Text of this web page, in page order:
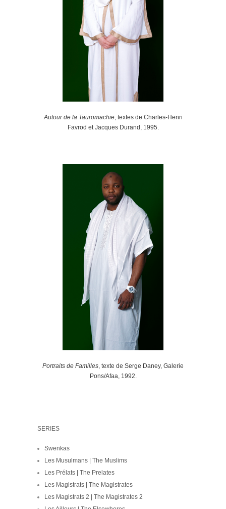
Autour de la Tauromachie, textes de Charles-Henri
Favrod et Jacques Durand, 1995.
Portraits de Familles, texte de Serge Daney, Galerie
Pons/Afaa, 1992.
SERIES
Swenkas
Les Musulmans | The Muslims
Les Prélats | The Prelates
Les Magistrats | The Magistrates
Les Magistrats 2 | The Magistrates 2